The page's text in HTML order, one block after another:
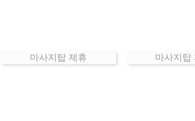
마사지탑 제휴 마사지탑